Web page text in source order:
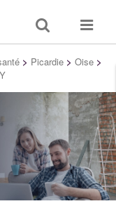
Toggle
search
Toggle
> Picardie > Oise >